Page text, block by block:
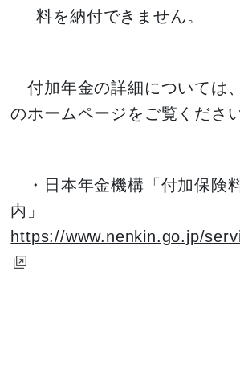
料を納付できません。
付加年金の詳細については
のホームページをご覧ください
・日本年金機構「付加保険
内」
https://www.nenkin.go.jp/